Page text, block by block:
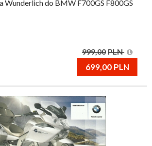
Wunderlich do BMW F700GS F800GS
999,00 PLN
699,00 PLN